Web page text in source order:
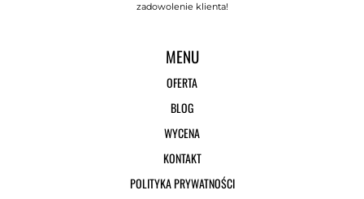
zadowolenie klienta!
MENU
OFERTA
BLOG
WYCENA
KONTAKT
POLITYKA PRYWATNOŚCI